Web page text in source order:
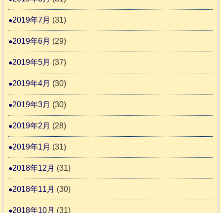
2019年7月 (31)
2019年6月 (29)
2019年5月 (37)
2019年4月 (30)
2019年3月 (30)
2019年2月 (28)
2019年1月 (31)
2018年12月 (31)
2018年11月 (30)
2018年10月 (31)